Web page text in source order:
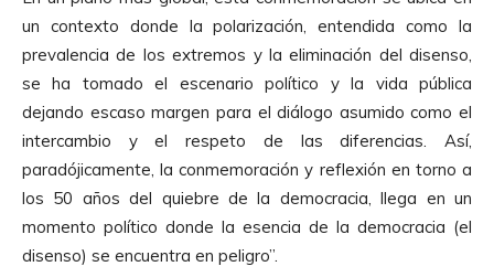
un contexto donde la polarización, entendida como la
prevalencia de los extremos y la eliminación del disenso,
se ha tomado el escenario político y la vida pública
dejando escaso margen para el diálogo asumido como el
intercambio y el respeto de las diferencias. Así,
paradójicamente, la conmemoración y reflexión en torno a
los 50 años del quiebre de la democracia, llega en un
momento político donde la esencia de la democracia (el
disenso) se encuentra en peligro”.